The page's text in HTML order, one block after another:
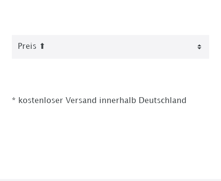
* kostenloser Versand innerhalb Deutschland